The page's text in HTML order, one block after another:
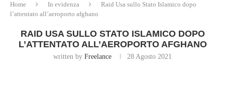
Home In evidenza
Raid Usa sullo Stato Islamico dopo
l’attentato all’aeroporto afghano
RAID USA SULLO STATO ISLAMICO DOPO
L’ATTENTATO ALL’AEROPORTO AFGHANO
written by Freelance 28 Agosto 2021